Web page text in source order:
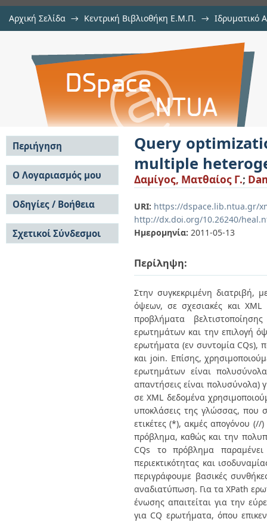
Αρχική Σελίδα → Κεντρική Βιβλιοθήκη Ε.Μ.Π. → Ιδρυματικό
Query optimization under
heterogeneous data sources
Query
multiple
Δαμίγος, Ματθαίος Γ.;
URI: https://dspace.lib.ntua.gr/
http://dx.doi.org/10.26240/
Ημερομηνία: 2011-05-13
Περίληψη:
Στην συγκεκριμένη διατριβή,
όψεων, σε σχεσιακές και XML
προβλήματα
ερωτημάτων και την επιλογή
ερωτήματα (εν συντομία CQs),
και join. Επίσης,
ερωτημάτων είναι
απαντήσεις είναι πολυσύνολα)
σε XML δεδομένα
υποκλάσεις της γλώσσας, που
ετικέτες (*), ακμές απογόνου (//
πρόβλημα, καθώς και την
CQs το πρόβλημα
περιεκτικότητας και
περιγράφουμε βασικές
αναδιατύπωση. Για τα XPath
ένωσης απαιτείται για την
για CQ ερωτήματα, όπου
Περιήγηση
Σε όλο το DSpace
Κοινότητες & Συλλογές
Ανά Ημερομηνία
Έκδοσης
Συγγραφείς
Τίτλοι
Θέματα
Ο Λογαριασμός μου
Σύνδεση
Εγγραφή
Οδηγίες / Βοήθεια
Οδηγίες Υποβολής
Οδηγίες Χρήσης ΙΑ
Συχνές Ερωτήσεις
Σχετικοί Σύνδεσμοι